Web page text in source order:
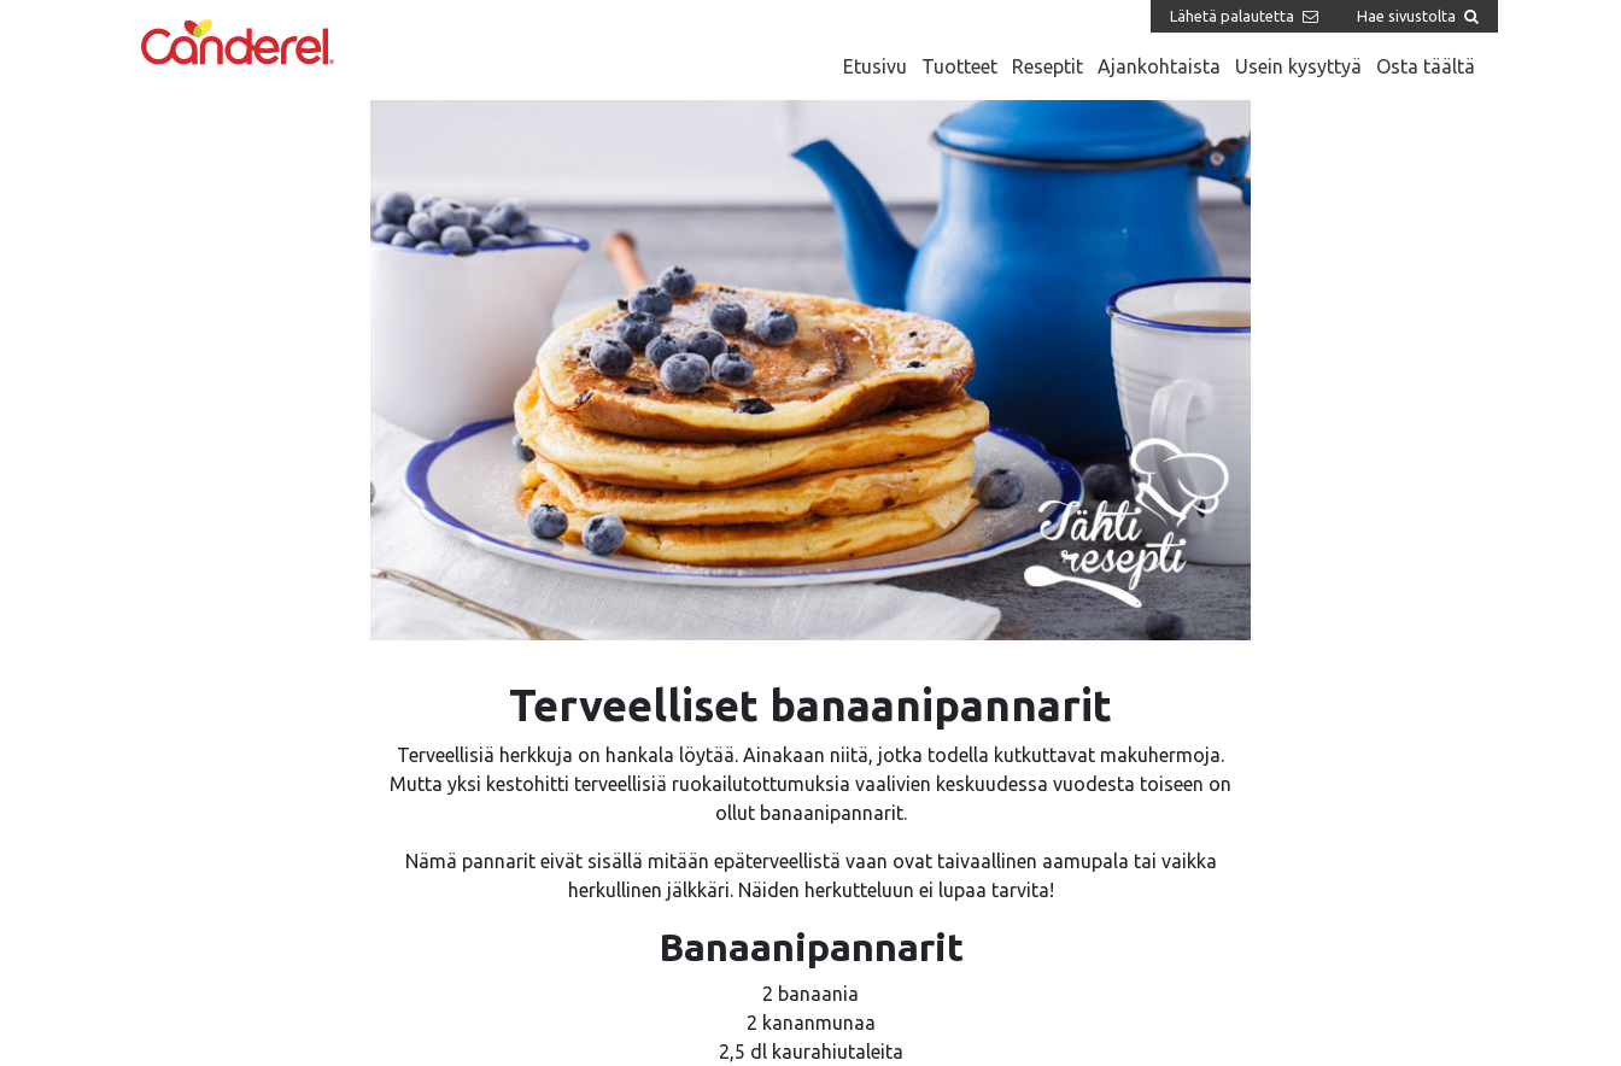
Etusivu Tuotteet Reseptit Ajankohtaista Usein kysyttyä Osta täältä
Lähetä palautetta Hae sivustolta
Terveelliset banaanipannarit
Terveellisiä herkkuja on hankala löytää. Ainakaan niitä, jotka todella kutkuttavat makuhermoja.
Mutta yksi kestohitti terveellisiä ruokailutottumuksia vaalivien keskuudessa vuodesta toiseen on
ollut banaanipannarit.
Nämä pannarit eivät sisällä mitään epäterveellistä vaan ovat taivaallinen aamupala tai vaikka
herkullinen jälkkäri. Näiden herkutteluun ei lupaa tarvita!
Banaanipannarit
2 banaania
2 kananmunaa
2,5 dl kaurahiutaleita